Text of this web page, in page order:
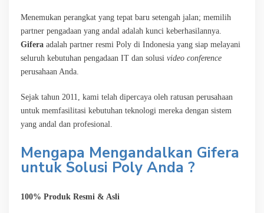
Menemukan perangkat yang tepat baru setengah jalan; memilih
partner pengadaan yang andal adalah kunci keberhasilannya.
Gifera adalah partner resmi Poly di Indonesia yang siap melayani
seluruh kebutuhan pengadaan IT dan solusi video conference
perusahaan Anda.
Sejak tahun 2011, kami telah dipercaya oleh ratusan perusahaan
untuk memfasilitasi kebutuhan teknologi mereka dengan sistem
yang andal dan profesional.
Mengapa Mengandalkan Gifera
untuk Solusi Poly Anda ?
100% Produk Resmi & Asli